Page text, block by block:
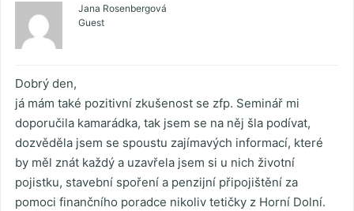
Jana Rosenbergová
Guest
Dobrý den,
já mám také pozitivní zkušenost se zfp. Seminář mi
doporučila kamarádka, tak jsem se na něj šla podívat,
dozvěděla jsem se spoustu zajímavých informací, které
by měl znát každý a uzavřela jsem si u nich životní
pojistku, stavební spoření a penzijní připojištění za
pomoci finančního poradce nikoliv tetičky z Horní Dolní.